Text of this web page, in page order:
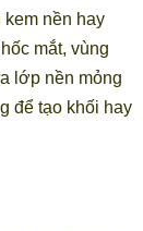
kem nền hay
mắt, vùng
lớp nền mỏng
để tạo khối hay